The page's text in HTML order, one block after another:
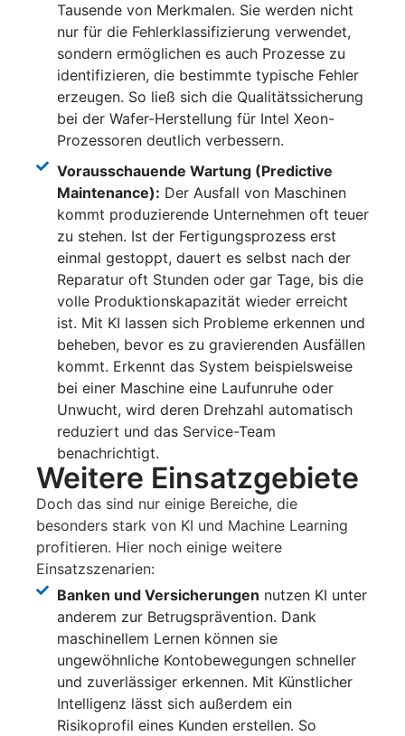
Tausende von Merkmalen. Sie werden nicht
nur für die Fehlerklassifizierung verwendet,
sondern ermöglichen es auch Prozesse zu
identifizieren, die bestimmte typische Fehler
erzeugen. So ließ sich die Qualitätssicherung
bei der Wafer-Herstellung für Intel Xeon-
Prozessoren deutlich verbessern.
Vorausschauende Wartung (Predictive
Maintenance): Der Ausfall von Maschinen
kommt produzierende Unternehmen oft teuer
zu stehen. Ist der Fertigungsprozess erst
einmal gestoppt, dauert es selbst nach der
Reparatur oft Stunden oder gar Tage, bis die
volle Produktionskapazität wieder erreicht
ist. Mit KI lassen sich Probleme erkennen und
beheben, bevor es zu gravierenden Ausfällen
kommt. Erkennt das System beispielsweise
bei einer Maschine eine Laufunruhe oder
Unwucht, wird deren Drehzahl automatisch
reduziert und das Service-Team
benachrichtigt.
Weitere Einsatzgebiete
Doch das sind nur einige Bereiche, die
besonders stark von KI und Machine Learning
profitieren. Hier noch einige weitere
Einsatzszenarien:
Banken und Versicherungen nutzen KI unter
anderem zur Betrugsprävention. Dank
maschinellem Lernen können sie
ungewöhnliche Kontobewegungen schneller
und zuverlässiger erkennen. Mit Künstlicher
Intelligenz lässt sich außerdem ein
Risikoprofil eines Kunden erstellen. So